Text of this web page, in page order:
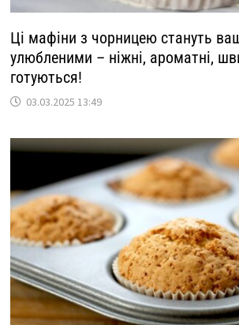
Ці мафіни з чорницею стануть
улюбленими – ніжні, ароматні,
готуються!
03.03.2025 13:49